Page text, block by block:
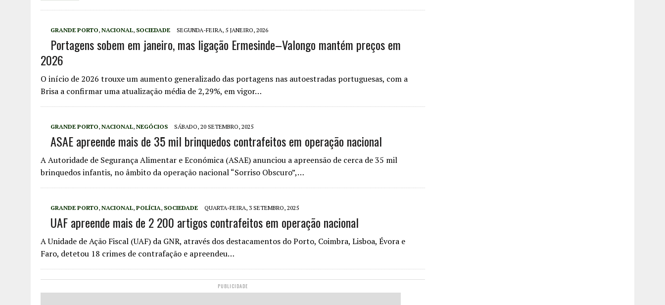
GRANDE PORTO, NACIONAL, SOCIEDADE SEGUNDA-FEIRA, 5 JANEIRO, 2026
Portagens sobem em janeiro, mas ligação Ermesinde–Valongo mantém preços em
2026
O início de 2026 trouxe um aumento generalizado das portagens nas autoestradas portuguesas, com a
Brisa a confirmar uma atualização média de 2,29%, em vigor…
GRANDE PORTO, NACIONAL, NEGÓCIOS SÁBADO, 20 SETEMBRO, 2025
ASAE apreende mais de 35 mil brinquedos contrafeitos em operação nacional
A Autoridade de Segurança Alimentar e Económica (ASAE) anunciou a apreensão de cerca de 35 mil
brinquedos infantis, no âmbito da operação nacional “Sorriso Obscuro”,…
GRANDE PORTO, NACIONAL, POLÍCIA, SOCIEDADE QUARTA-FEIRA, 3 SETEMBRO, 2025
UAF apreende mais de 2 200 artigos contrafeitos em operação nacional
A Unidade de Ação Fiscal (UAF) da GNR, através dos destacamentos do Porto, Coimbra, Lisboa, Évora e
Faro, detetou 18 crimes de contrafação e apreendeu…
PUBLICIDADE